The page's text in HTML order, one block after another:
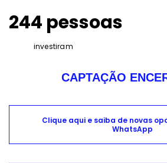
244 pessoas
investiram
CAPTAÇÃO
Clique aqui e saiba de novas
WhatsApp